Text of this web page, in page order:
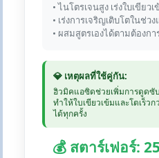
• ไนโตรเจนสูง เร่งใบเขียวเ
• เร่งการเจริญเติบโตในช่วง
• ผสมสูตรเองได้ตามต้องกา
💎 เหตุผลที่ใช้คู่กัน:
ฮิวมิคแอซิดช่วยเพิ่มการดูดซับ
ทำให้ใบเขียวเข้มและโตเร็
ได้ทุกครั้ง
💰 สตาร์เฟอร์: